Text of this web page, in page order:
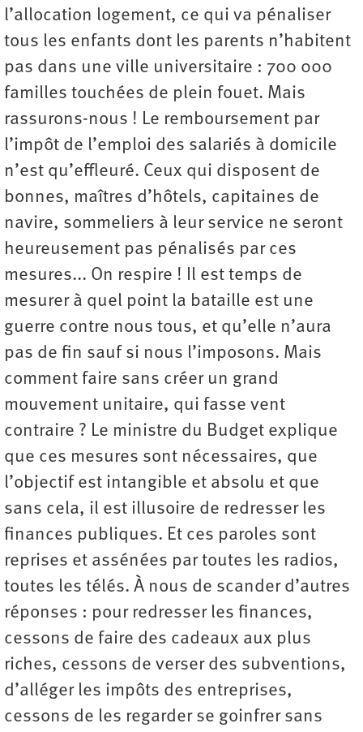
l’allocation logement, ce qui va pénaliser
tous les enfants dont les parents n’habitent
pas dans une ville universitaire : 700 000
familles touchées de plein fouet. Mais
rassurons-nous ! Le remboursement par
l’impôt de l’emploi des salariés à domicile
n’est qu’effleuré. Ceux qui disposent de
bonnes, maîtres d’hôtels, capitaines de
navire, sommeliers à leur service ne seront
heureusement pas pénalisés par ces
mesures... On respire ! Il est temps de
mesurer à quel point la bataille est une
guerre contre nous tous, et qu’elle n’aura
pas de fin sauf si nous l’imposons. Mais
comment faire sans créer un grand
mouvement unitaire, qui fasse vent
contraire ? Le ministre du Budget explique
que ces mesures sont nécessaires, que
l’objectif est intangible et absolu et que
sans cela, il est illusoire de redresser les
finances publiques. Et ces paroles sont
reprises et assénées par toutes les radios,
toutes les télés. À nous de scander d’autres
réponses : pour redresser les finances,
cessons de faire des cadeaux aux plus
riches, cessons de verser des subventions,
d’alléger les impôts des entreprises,
cessons de les regarder se goinfrer sans